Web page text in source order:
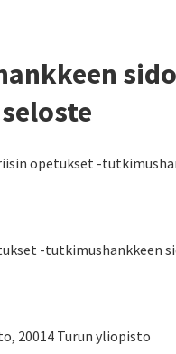
opetukset -
-tutkimushankkeen
20014 Turun yliopisto